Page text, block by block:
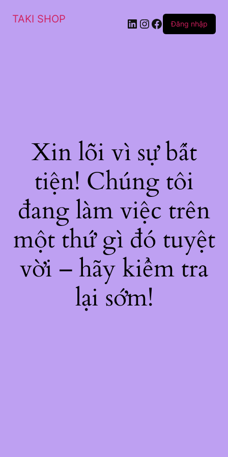
TAKI SHOP LinkedIn
Instagram
Facebook
Đăng nhập
Xin lỗi vì sự bất
tiện! Chúng tôi
đang làm việc trên
một thứ gì đó tuyệt
vời – hãy kiểm tra
lại sớm!